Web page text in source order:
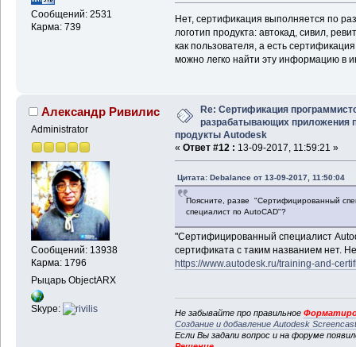
Сообщений: 2531
Карма: 739
Нет, сертификация выполняется по
логотип продукта: автокад, сивил,
как пользователя, а есть
можно легко найти эту информацию в
Александр Ривилис
Administrator
Сообщений: 13938
Карма: 1796
Рыцарь ObjectARX
Skype:
Re: Сертификация
разрабатывающих приложения
продукты Autodesk
« Ответ #12 : 13-09-2017, 11:59:21 »
Цитата: Debalance от 13-09-2017, 11:50:04
Поясните, разве "Сертифицированный
специалист по AutoCAD"?
"Сертифицированный специалист
сертификата с таким названием нет.
https://www.autodesk.ru/training-and-
Не забывайте про правильное
Создание и добавление Autodesk
Если Вы задали вопрос и на форуме